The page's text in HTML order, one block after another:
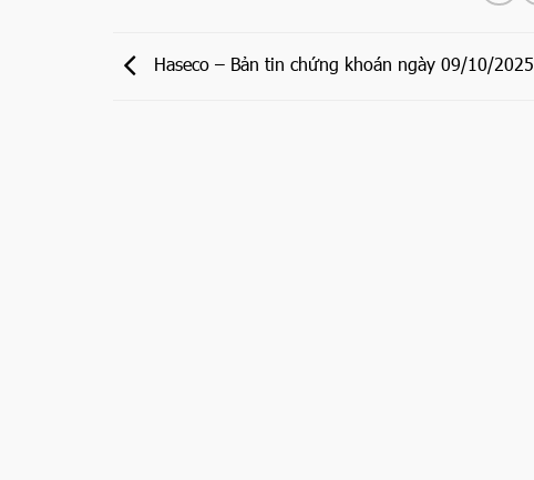
Haseco – Bản tin chứng khoán ngày 09/10/2025